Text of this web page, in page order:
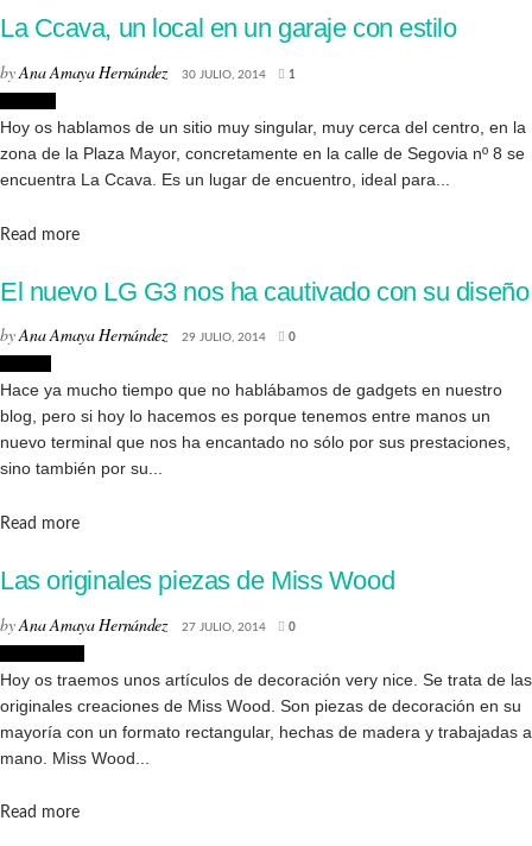
La Ccava, un local en un garaje con estilo
byAna Amaya Hernández 30 JULIO, 2014 1
Hoy os hablamos de un sitio muy singular, muy cerca del centro, en la
zona de la Plaza Mayor, concretamente en la calle de Segovia nº 8 se
encuentra La Ccava. Es un lugar de encuentro, ideal para...
Read moreDetails
El nuevo LG G3 nos ha cautivado con su diseño
byAna Amaya Hernández 29 JULIO, 2014 0
Hace ya mucho tiempo que no hablábamos de gadgets en nuestro
blog, pero si hoy lo hacemos es porque tenemos entre manos un
nuevo terminal que nos ha encantado no sólo por sus prestaciones,
sino también por su...
Read moreDetails
Las originales piezas de Miss Wood
byAna Amaya Hernández 27 JULIO, 2014 0
Hoy os traemos unos artículos de decoración very nice. Se trata de las
originales creaciones de Miss Wood. Son piezas de decoración en su
mayoría con un formato rectangular, hechas de madera y trabajadas a
mano. Miss Wood...
Read moreDetails